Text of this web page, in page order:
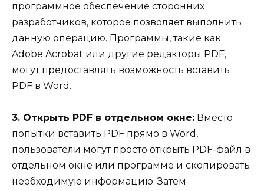
программное обеспечение сторонних
разработчиков, которое позволяет выполнить
данную операцию. Программы, такие как
Adobe Acrobat или другие редакторы PDF,
могут предоставлять возможность вставить
PDF в Word.
3. Открыть PDF в отдельном окне: Вместо
попытки вставить PDF прямо в Word,
пользователи могут просто открыть PDF-файл в
отдельном окне или программе и скопировать
необходимую информацию. Затем